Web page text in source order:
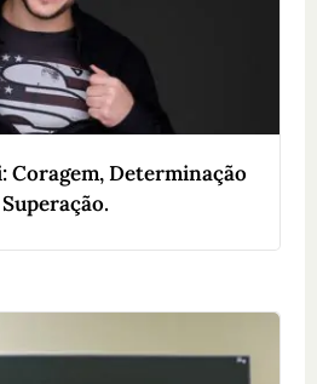
Coragem, Determinação